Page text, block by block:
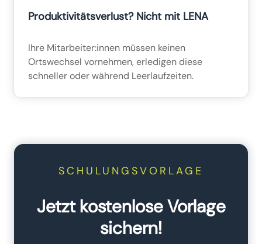
Produktivitätsverlust? Nicht mit LENA
Ihre Mitarbeiter:innen müssen keinen
Ortswechsel vornehmen, erledigen diese
schneller oder während Leerlaufzeiten.
SCHULUNGSVORLAGE
Jetzt kostenlose Vorlage
sichern!